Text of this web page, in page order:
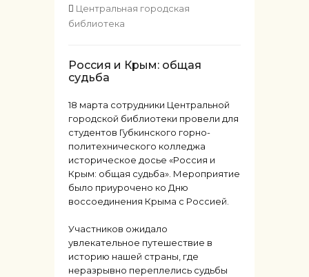
Центральная городская
библиотека
Россия и Крым: общая
судьба
18 марта сотрудники Центральной
городской библиотеки провели для
студентов Губкинского горно-
политехнического колледжа
историческое досье «Россия и
Крым: общая судьба». Мероприятие
было приурочено ко Дню
воссоединения Крыма с Россией.
Участников ожидало
увлекательное путешествие в
историю нашей страны, где
неразрывно переплелись судьбы